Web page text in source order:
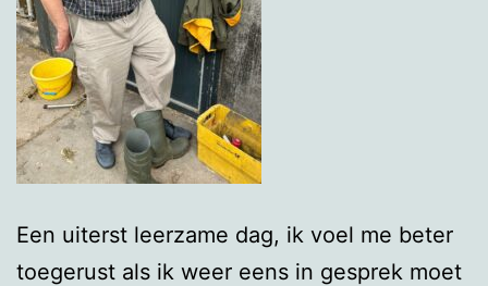
Een uiterst leerzame dag, ik voel me beter
toegerust als ik weer eens in gesprek moet